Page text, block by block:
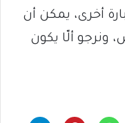
أخرى، يمكن أن
ونرجو ألّا يكون